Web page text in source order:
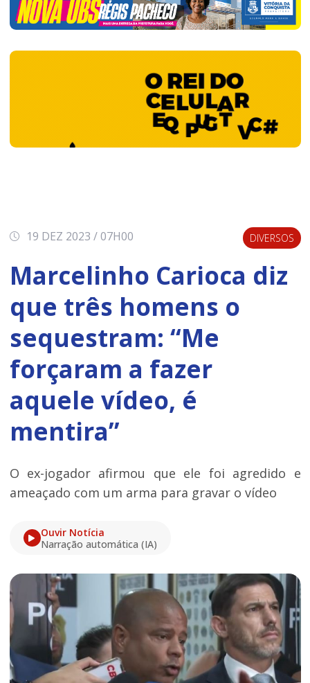
19 DEZ 2023 / 07H00 DIVERSOS
Marcelinho Carioca diz
que três homens o
sequestram: “Me
forçaram a fazer
aquele vídeo, é
mentira”
O ex-jogador afirmou que ele foi agredido e
ameaçado com um arma para gravar o vídeo
Ouvir Notícia
Narração automática (IA)